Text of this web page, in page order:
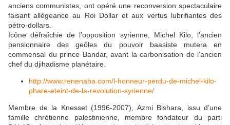
anciens communistes, ont opéré une reconversion spectaculaire
faisant allégeance au Roi Dollar et aux vertus lubrifiantes des
pétro-dollars.
Icône défraîchie de l’opposition syrienne, Michel Kilo, l’ancien
pensionnaire des geôles du pouvoir baasiste mutera en
commensal du prince Bandar, avant la carbonisation de l’ancien
chef du djihadisme planétaire.
http://www.renenaba.com/l-honneur-perdu-de-michel-kilo-
phare-eteint-de-la-revolution-syrienne/
Membre de la Knesset (1996-2007), Azmi Bishara, issu d’une
famille chrétienne palestinienne, membre fondateur du parti